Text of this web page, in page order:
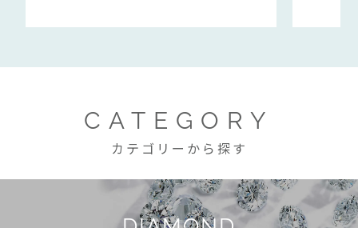
CATEGORY
カテゴリーから探す